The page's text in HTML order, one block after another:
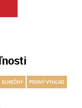
SLNEČNÝ PEKNÝ VÝHĽAD